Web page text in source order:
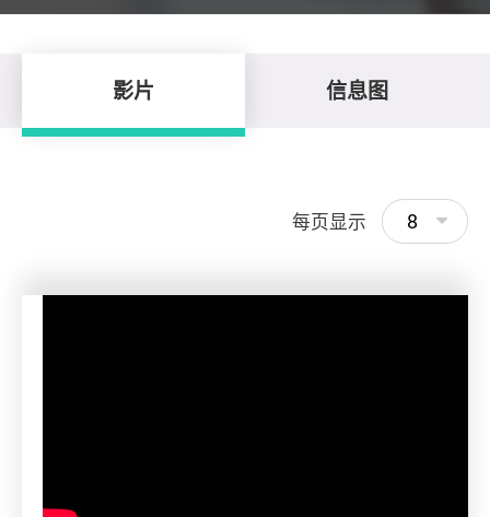
影片 信息图
每页显示 8